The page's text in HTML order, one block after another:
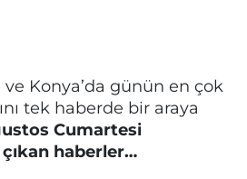
Konya’da günün en çok
tek haberde bir araya
Cumartesi
haberler…